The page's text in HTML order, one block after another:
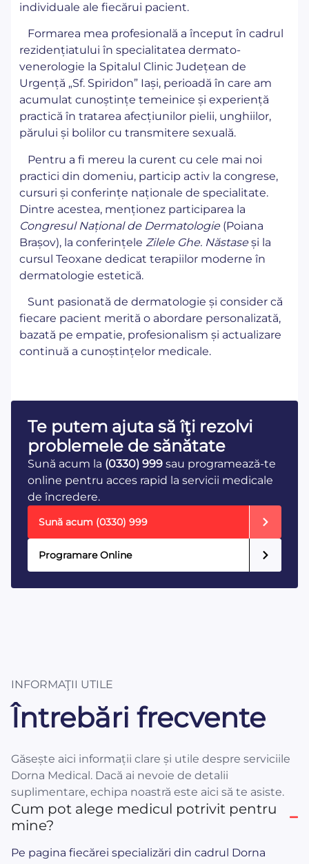
individuale ale fiecărui pacient.
Formarea mea profesională a început în cadrul
rezidențiatului în specialitatea dermato-
venerologie la Spitalul Clinic Județean de
Urgență „Sf. Spiridon” Iași, perioadă în care am
acumulat cunoștințe temeinice și experiență
practică în tratarea afecțiunilor pielii, unghiilor,
părului și bolilor cu transmitere sexuală.
Pentru a fi mereu la curent cu cele mai noi
practici din domeniu, particip activ la congrese,
cursuri și conferințe naționale de specialitate.
Dintre acestea, menționez participarea la
Congresul Național de Dermatologie(Poiana
Brașov), la conferințele Zilele Ghe. Năstaseși la
cursul Teoxane dedicat terapiilor moderne în
dermatologie estetică.
Sunt pasionată de dermatologie și consider că
fiecare pacient merită o abordare personalizată,
bazată pe empatie, profesionalism și actualizare
continuă a cunoștințelor medicale.
Te putem ajuta să îţi rezolvi
problemele de sănătate
Sună acum la (0330) 999 sau programează-te
online pentru acces rapid la servicii medicale
de încredere.
Sună acum (0330) 999
Programare Online
INFORMAŢII UTILE
Întrebări frecvente
Găsește aici informații clare și utile despre serviciile
Dorna Medical. Dacă ai nevoie de detalii
suplimentare, echipa noastră este aici să te asiste.
Cum pot alege medicul potrivit pentru
mine?
Pe pagina fiecărei specializări din cadrul Dorna